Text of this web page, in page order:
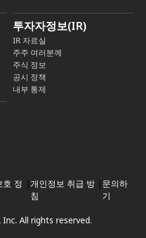
투자자정보(IR)
IR 자료실
주주 여러분께
주식 정보
공시 정책
내부 통제
호 정 | 개인정보 취급 방
침
| 문의하
기
All rights reserved.